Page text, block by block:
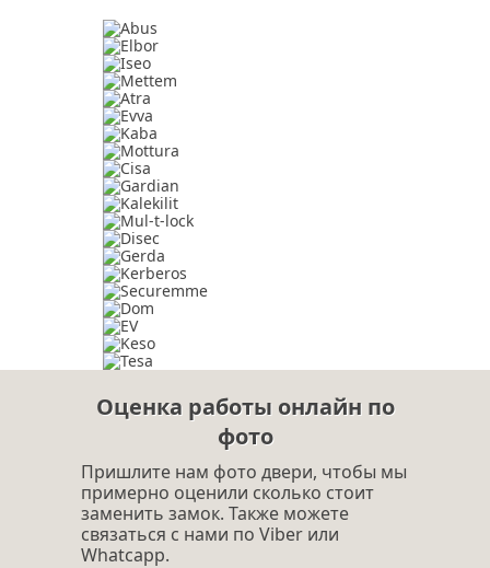
Оценка работы онлайн по
фото
Пришлите нам фото двери, чтобы мы
примерно оценили сколько стоит
заменить замок. Также можете
связаться с нами по Viber или
Whatcapp.